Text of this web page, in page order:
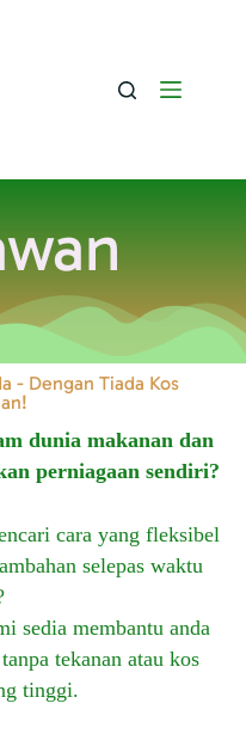
- Dengan Tiada Kos
dunia makanan dan
perniagaan sendiri?
cara yang fleksibel
selepas waktu
sedia membantu anda
tekanan atau kos
tinggi.